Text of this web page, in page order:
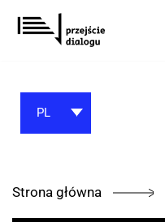
Przejdź
do
PL
Strona główna